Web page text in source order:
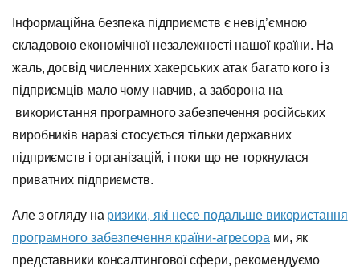
Інформаційна безпека підприємств є невід’ємною
складовою економічної незалежності нашої країни. На
жаль, досвід численних хакерських атак багато кого із
підприємців мало чому навчив, а заборона на
використання програмного забезпечення російських
виробників наразі стосується тільки державних
підприємств і організацій, і поки що не торкнулася
приватних підприємств.
Але з огляду на ризики, які несе подальше використання
програмного забезпечення країни-агресора ми, як
представники консалтингової сфери, рекомендуємо